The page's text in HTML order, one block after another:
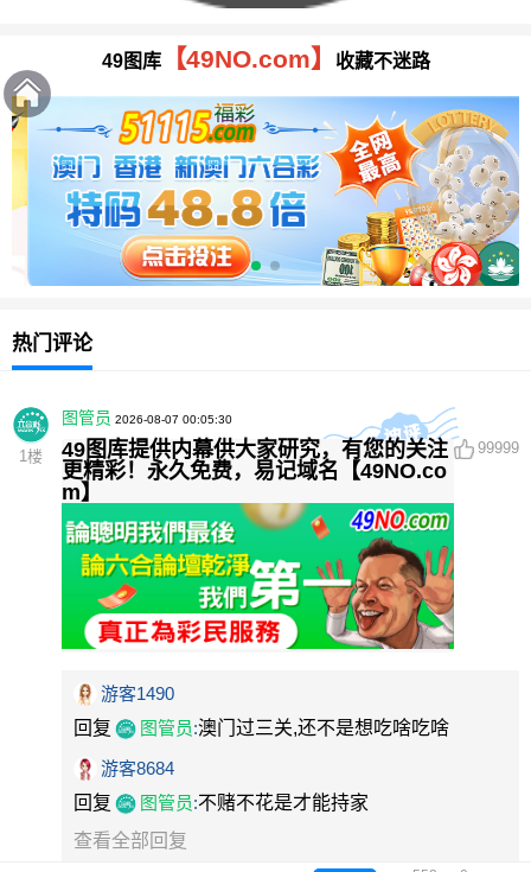
49图库【49NO.com】 收藏不迷路
热门评论
1 楼
图管员 2026-08-07 00:05:30
49图库提供内幕供大家研究，有您的关注
更精彩！永久免费，易记域名【49NO.co
m】
99999
游客1490
回复
图管员:澳门过三关,还不是想吃啥吃啥
游客8684
回复
图管员:不赌不花是才能持家
查看全部回复